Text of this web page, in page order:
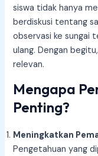
siswa tidak hanya
berdiskusi tentang
observasi ke sungai
ulang. Dengan
relevan.
Mengapa
Penting?
Meningkatkan
Pengetahuan yang